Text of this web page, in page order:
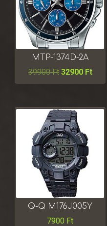
MTP-1374D-2A
39900Ft 32900 Ft
Q-Q M176J005Y
7900 Ft